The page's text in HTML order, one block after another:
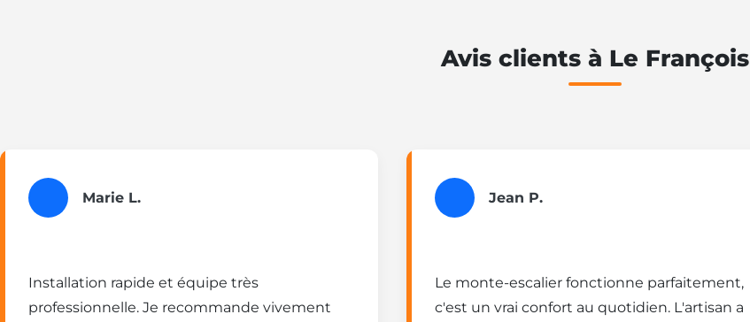
Avis clients à Le François
Marie L.
Installation rapide et équipe très
professionnelle. Je recommande vivement
Jean P.
Le monte-escalier fonctionne parfaitement,
c'est un vrai confort au quotidien. L'artisan a